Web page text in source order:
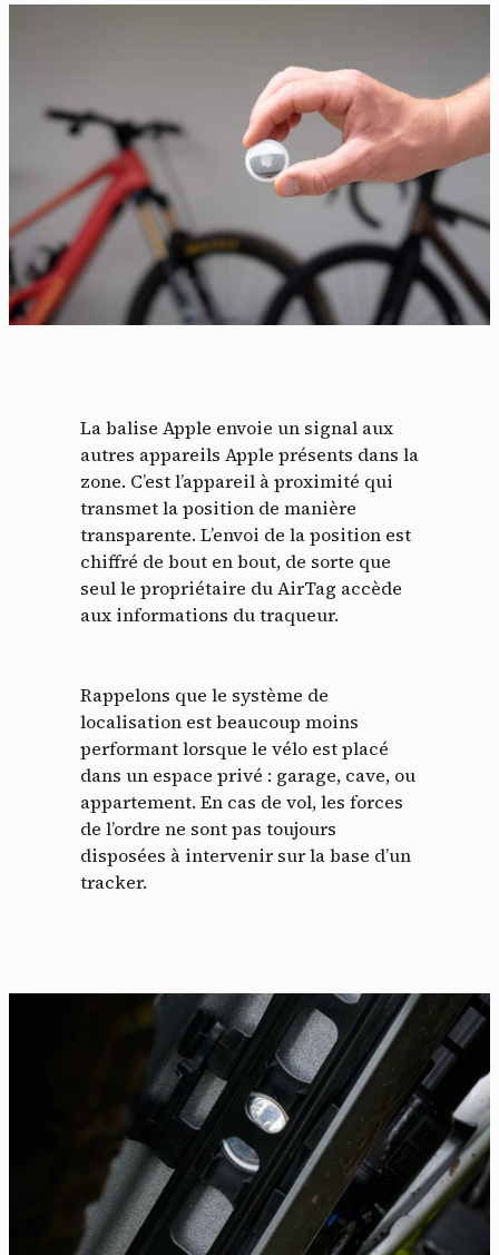
La balise Apple envoie un signal aux
autres appareils Apple présents dans la
zone. C’est l’appareil à proximité qui
transmet la position de manière
transparente. L’envoi de la position est
chiffré de bout en bout, de sorte que
seul le propriétaire du AirTag accède
aux informations du traqueur.
Rappelons que le système de
localisation est beaucoup moins
performant lorsque le vélo est placé
dans un espace privé : garage, cave, ou
appartement. En cas de vol, les forces
de l’ordre ne sont pas toujours
disposées à intervenir sur la base d’un
tracker.